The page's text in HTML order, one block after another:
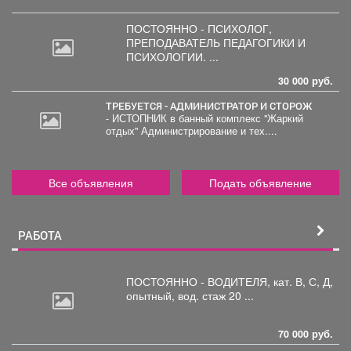
ПОСТОЯННО - ПСИХОЛОГ,
ПРЕПОДАВАТЕЛЬ ПЕДАГОГИКИ И
ПСИХОЛОГИИ. ...
30 000 руб.
ТРЕБУЕТСЯ - АДМИНИСТРАТОР И СТОРОЖ
- ИСТОПНИК в банный комплекс "Жаркий
отдых" Администрирование и тех....
Все объявления Подать объявление
РАБОТА
ПОСТОЯННО - ВОДИТЕЛЯ, кат. В, С, Д,
опытный, вод. стаж 20 ...
70 000 руб.